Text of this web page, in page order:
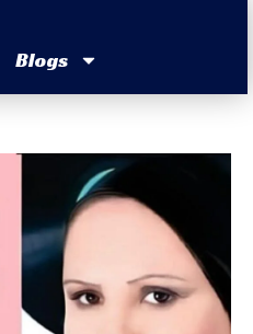
Blogs